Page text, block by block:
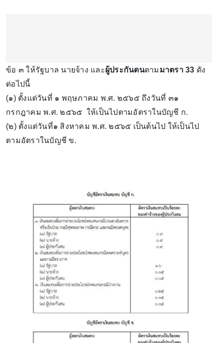
ข้อ ๓ ให้รัฐบาล นายจ้าง และผู้ประกันตนตาม มาตรา 33 ดัง
ต่อไปนี้
(๑) ตั้งแต่วันที่ ๑ พฤษภาคม พ.ศ. ๒๕๖๕ ถึงวันที่ ๓๑
กรกฎาคม พ.ศ. ๒๕๖๕ ให้เป็นไปตามอัตราในบัญชี ก.
(๒) ตั้งแต่วันที่๑ สิงหาคม พ.ศ. ๒๕๖๕ เป็นต้นไป ให้เป็นไป
ตามอัตราในบัญชี ข.